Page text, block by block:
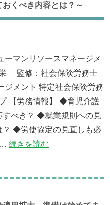
くべき内容とは？～
ーマンリソースマネージメ
監修：社会保険労務士
ジメント 特定社会保険労務
【労務情報】 ◆育児介護
すべき？ ◆就業規則への見
？ ◆労使協定の見直しも必
…続きを読む